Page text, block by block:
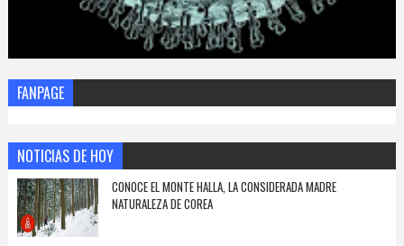
FANPAGE
NOTICIAS DE HOY
CONOCE EL MONTE HALLA, LA CONSIDERADA MADRE
NATURALEZA DE COREA